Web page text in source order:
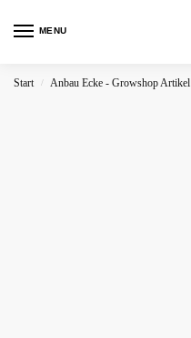
MENU
Start / Anbau Ecke - Growshop Artikel